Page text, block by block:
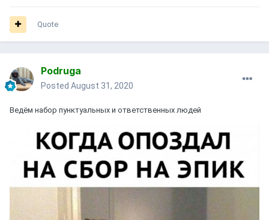
Quote
Podruga
Posted August 31, 2020
Ведём набор пунктуальных и ответственных людей